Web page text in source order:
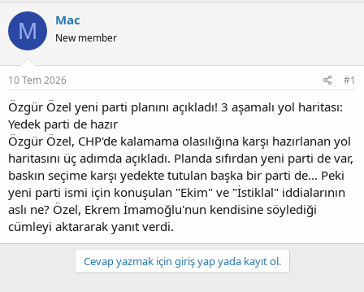
n
b
u
u
b
a
l
a
t
a
n
ş
a
g
ı
ç
a
r
h
i
M Mac
New member
10 Tem 2026 #1
Özgür Özel yeni parti planını açıkladı! 3 aşamalı yol haritası:
Yedek parti de hazır
Özgür Özel, CHP'de kalamama olasılığına karşı hazırlanan yol
haritasını üç adımda açıkladı. Planda sıfırdan yeni parti de var,
baskın seçime karşı yedekte tutulan başka bir parti de... Peki
yeni parti ismi için konuşulan "Ekim" ve "İstiklal" iddialarının
aslı ne? Özel, Ekrem İmamoğlu'nun kendisine söylediği
cümleyi aktararak yanıt verdi.
Cevap yazmak için giriş yap yada kayıt ol.